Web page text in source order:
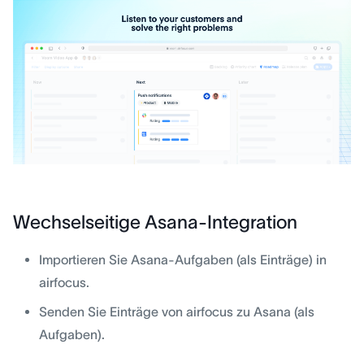
Wechselseitige Asana-Integration
Importieren Sie Asana-Aufgaben (als Einträge) in
airfocus.
Senden Sie Einträge von airfocus zu Asana (als
Aufgaben).